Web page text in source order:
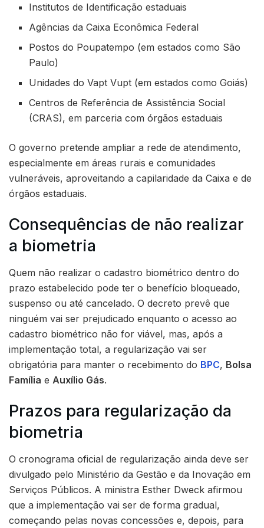
Institutos de Identificação estaduais
Agências da Caixa Econômica Federal
Postos do Poupatempo (em estados como São
Paulo)
Unidades do Vapt Vupt (em estados como Goiás)
Centros de Referência de Assistência Social
(CRAS), em parceria com órgãos estaduais
O governo pretende ampliar a rede de atendimento,
especialmente em áreas rurais e comunidades
vulneráveis, aproveitando a capilaridade da Caixa e de
órgãos estaduais.
Consequências de não realizar
a biometria
Quem não realizar o cadastro biométrico dentro do
prazo estabelecido pode ter o benefício bloqueado,
suspenso ou até cancelado. O decreto prevê que
ninguém vai ser prejudicado enquanto o acesso ao
cadastro biométrico não for viável, mas, após a
implementação total, a regularização vai ser
obrigatória para manter o recebimento do BPC, Bolsa
Família e Auxílio Gás.
Prazos para regularização da
biometria
O cronograma oficial de regularização ainda deve ser
divulgado pelo Ministério da Gestão e da Inovação em
Serviços Públicos. A ministra Esther Dweck afirmou
que a implementação vai ser de forma gradual,
começando pelas novas concessões e, depois, para